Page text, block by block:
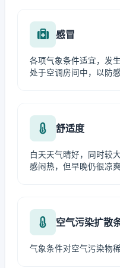
感冒
各项气象条件适宜，发
处于空调房间中，以防感
舒适度
白天天气晴好，同时较
感闷热，但早晚仍很凉爽
空气污染扩散
气象条件对空气污染物